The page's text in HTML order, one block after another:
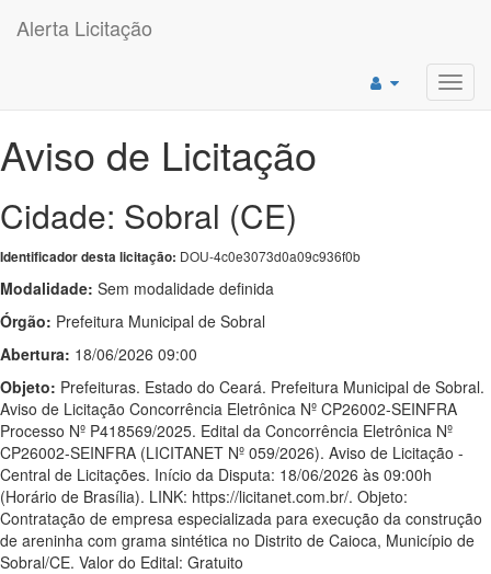
Alerta Licitação
Aviso de Licitação
Cidade: Sobral (CE)
Identificador desta licitação: DOU-4c0e3073d0a09c936f0b
Modalidade: Sem modalidade definida
Órgão: Prefeitura Municipal de Sobral
Abertura: 18/06/2026 09:00
Objeto: Prefeituras. Estado do Ceará. Prefeitura Municipal de Sobral.
Aviso de Licitação Concorrência Eletrônica Nº CP26002-SEINFRA
Processo Nº P418569/2025. Edital da Concorrência Eletrônica Nº
CP26002-SEINFRA (LICITANET Nº 059/2026). Aviso de Licitação -
Central de Licitações. Início da Disputa: 18/06/2026 às 09:00h
(Horário de Brasília). LINK: https://licitanet.com.br/. Objeto:
Contratação de empresa especializada para execução da construção
de areninha com grama sintética no Distrito de Caioca, Município de
Sobral/CE. Valor do Edital: Gratuito